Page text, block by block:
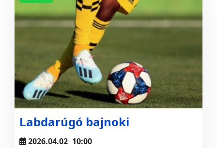
Labdarúgó bajnoki
2026.04.02 10:00